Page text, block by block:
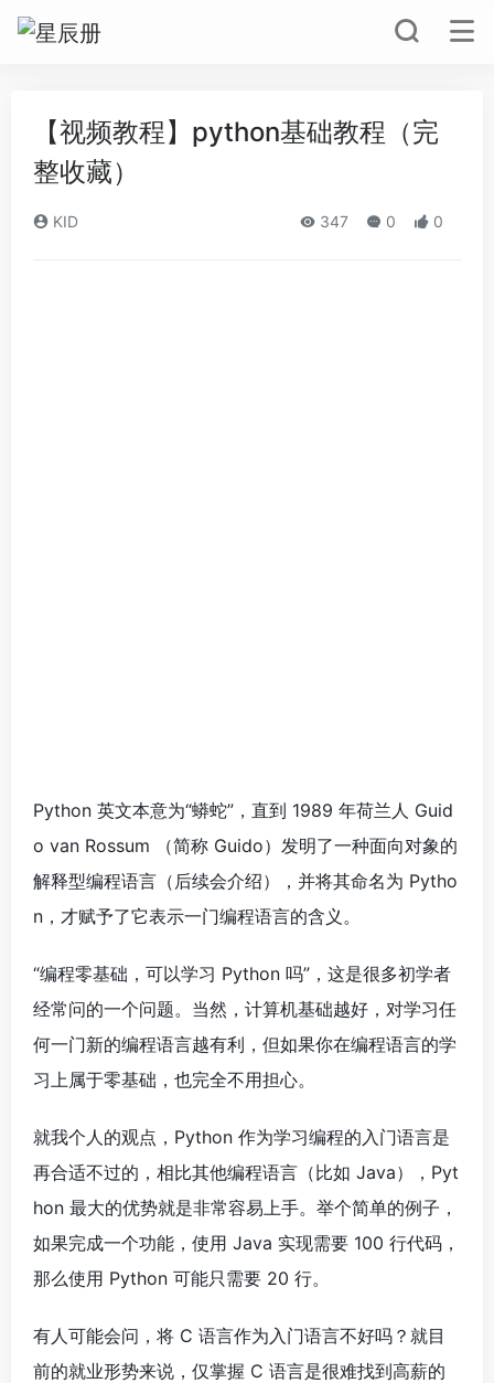
【视频教程】python基础教程（完
整收藏）
KID 347 0 0
Python 英文本意为“蟒蛇”，直到 1989 年荷兰人 Guid
o van Rossum （简称 Guido）发明了一种面向对象的
解释型编程语言（后续会介绍），并将其命名为 Pytho
n，才赋予了它表示一门编程语言的含义。
“编程零基础，可以学习 Python 吗”，这是很多初学者
经常问的一个问题。当然，计算机基础越好，对学习任
何一门新的编程语言越有利，但如果你在编程语言的学
习上属于零基础，也完全不用担心。
就我个人的观点，Python 作为学习编程的入门语言是
再合适不过的，相比其他编程语言（比如 Java），Pyt
hon 最大的优势就是非常容易上手。举个简单的例子，
如果完成一个功能，使用 Java 实现需要 100 行代码，
那么使用 Python 可能只需要 20 行。
有人可能会问，将 C 语言作为入门语言不好吗？就目
前的就业形势来说，仅掌握 C 语言是很难找到高薪的